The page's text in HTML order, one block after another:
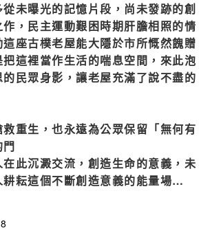
未曝光的記憶片段，尚未發跡的創
，民主運動艱困時期肝膽相照的情
座古樸老屋能大隱於市所慨然餽贈
這裡當作生活的喘息空間，來此泡
民眾身影，讓老屋充滿了說不盡的
重生，也永遠為公眾保留「無何有
此沉澱交流，創造生命的意義，未
耘這個不斷創造意義的能量場…